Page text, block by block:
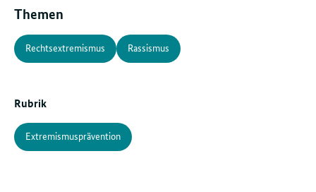
Themen
Rechtsextremismus Rassismus
Rubrik
Extremismusprävention